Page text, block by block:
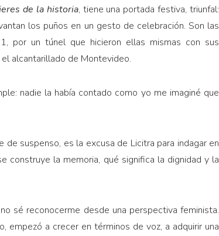
de la historia, tiene una portada festiva, triunfal:
los puños en un gesto de celebración. Son las
por un túnel que hicieron ellas mismas con sus
alcantarillado de Montevideo.
nadie la había contado como yo me imaginé que
de suspenso, es la excusa de Licitra para indagar en
la memoria, qué significa la dignidad y la
sé reconocerme desde una perspectiva feminista.
a crecer en términos de voz, a adquirir una